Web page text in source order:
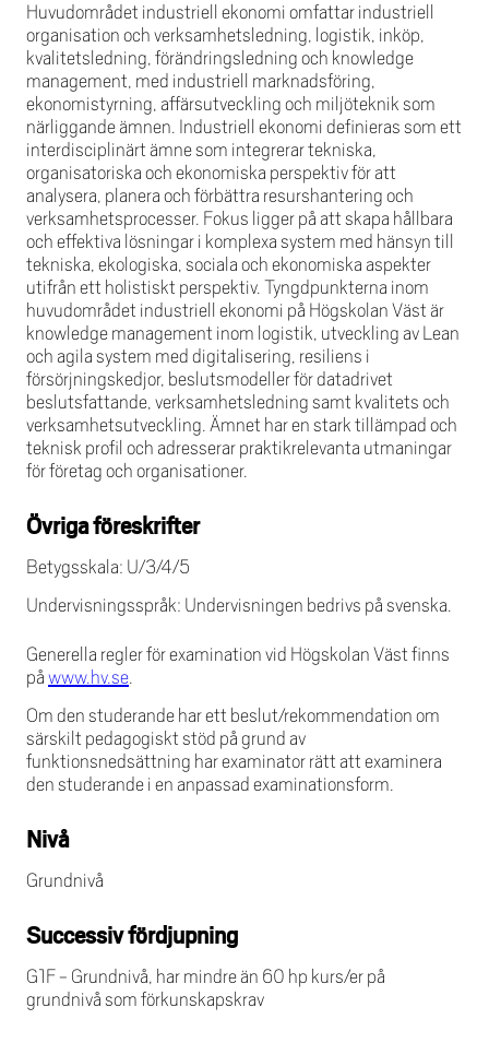
Huvudområdet industriell ekonomi omfattar industriell
organisation och verksamhetsledning, logistik, inköp,
kvalitetsledning, förändringsledning och knowledge
management, med industriell marknadsföring,
ekonomistyrning, affärsutveckling och miljöteknik som
närliggande ämnen. Industriell ekonomi definieras som ett
interdisciplinärt ämne som integrerar tekniska,
organisatoriska och ekonomiska perspektiv för att
analysera, planera och förbättra resurshantering och
verksamhetsprocesser. Fokus ligger på att skapa hållbara
och effektiva lösningar i komplexa system med hänsyn till
tekniska, ekologiska, sociala och ekonomiska aspekter
utifrån ett holistiskt perspektiv. Tyngdpunkterna inom
huvudområdet industriell ekonomi på Högskolan Väst är
knowledge management inom logistik, utveckling av Lean
och agila system med digitalisering, resiliens i
försörjningskedjor, beslutsmodeller för datadrivet
beslutsfattande, verksamhetsledning samt kvalitets och
verksamhetsutveckling. Ämnet har en stark tillämpad och
teknisk profil och adresserar praktikrelevanta utmaningar
för företag och organisationer.
Övriga föreskrifter
Betygsskala: U/3/4/5
Undervisningsspråk: Undervisningen bedrivs på svenska.
Generella regler för examination vid Högskolan Väst finns
på www.hv.se.
Om den studerande har ett beslut/rekommendation om
särskilt pedagogiskt stöd på grund av
funktionsnedsättning har examinator rätt att examinera
den studerande i en anpassad examinationsform.
Nivå
Grundnivå
Successiv fördjupning
G1F - Grundnivå, har mindre än 60 hp kurs/er på
grundnivå som förkunskapskrav